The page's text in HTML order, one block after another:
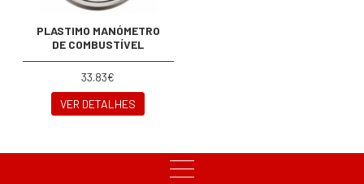
PLASTIMO MANÓMETRO
DE COMBUSTÍVEL
33.83€
VER DETALHES